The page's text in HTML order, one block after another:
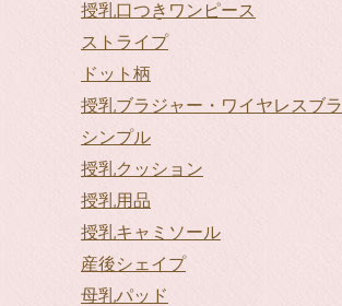
授乳口つきワンピース
ストライプ
ドット柄
授乳ブラジャー・ワイヤレスブラ
シンプル
授乳クッション
授乳用品
授乳キャミソール
産後シェイプ
母乳パッド